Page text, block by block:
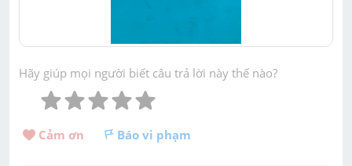
Hãy giúp mọi người biết câu trả lời này thế nào?
Cảm ơn Báo vi phạm